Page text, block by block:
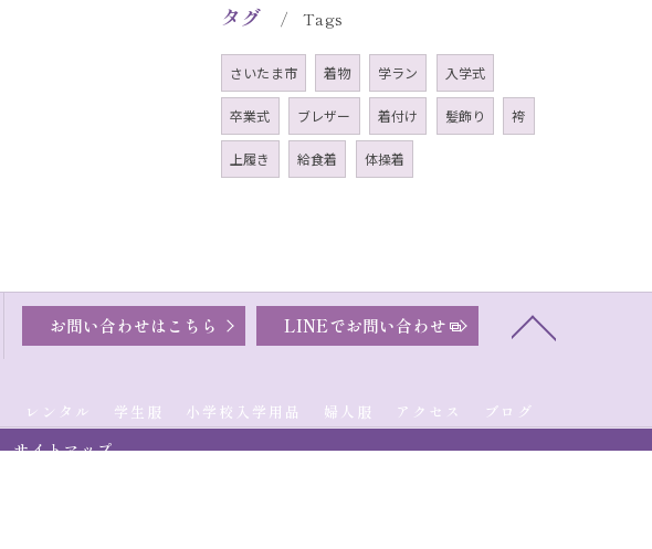
タグ Tags
さいたま市 着物 学ラン 入学式
卒業式 ブレザー 着付け 髪飾り 袴
上履き 給食着 体操着
お問い合わせはこちら LINEでお問い合わせ
レンタル 学生服 小学校入学用品 婦人服 アクセス
ブログ
サイトマップ